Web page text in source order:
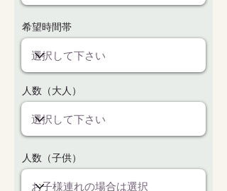
r
d
希望時間帯
人数（大人）
人数（子供）